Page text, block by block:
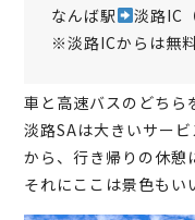
なんば駅
淡路IC
※淡路ICからは無
車と高速バスのどちら
淡路SAは大きいサー
から、行き帰りの休憩
それにここは景色もい